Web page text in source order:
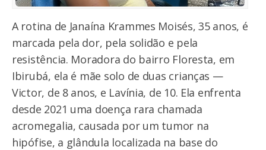
A rotina de Janaína Krammes Moisés, 35 anos, é
marcada pela dor, pela solidão e pela
resistência. Moradora do bairro Floresta, em
Ibirubá, ela é mãe solo de duas crianças —
Victor, de 8 anos, e Lavínia, de 10. Ela enfrenta
desde 2021 uma doença rara chamada
acromegalia, causada por um tumor na
hipófise, a glândula localizada na base do